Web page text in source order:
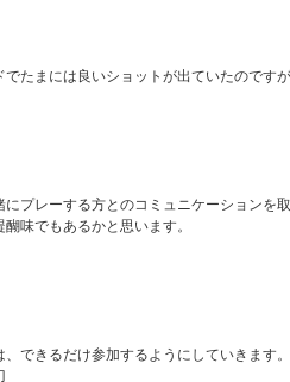
でたまには良いショットが出ていたのですが
プレーする方とのコミュニケーションを
味でもあるかと思います。
できるだけ参加するようにしていきます。